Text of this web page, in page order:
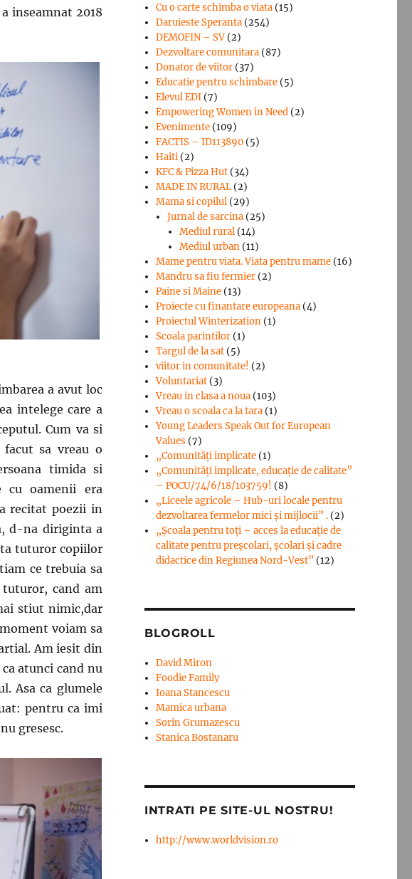
inseamnat 2018
a avut loc
intelege care a
Cum va si
sa vreau o
timida si
cu oamenii era
recitat poezii in
d-na diriginta a
tuturor copiilor
ce trebuia sa
cand am
stiut nimic,dar
voiam sa
Am iesit din
atunci cand nu
Asa ca glumele
pentru ca imi
gresesc.
Cu o carte schimba o viata (15)
Daruieste Speranta (254)
DEMOFIN – SV (2)
Dezvoltare comunitara (87)
Donator de viitor (37)
Educatie pentru schimbare (5)
Elevul EDI (7)
Empowering Women in Need (2)
Evenimente (109)
FACTIS – ID113890 (5)
Haiti (2)
KFC & Pizza Hut (34)
MADE IN RURAL (2)
Mama si copilul (29)
Jurnal de sarcina (25)
Mediul rural(14)
Mediul urban(11)
Mame pentru viata. Viata pentru mame (16)
Mandru sa fiu fermier (2)
Paine si Maine (13)
Proiecte cu finantare europeana (4)
Proiectul Winterization (1)
Scoala parintilor (1)
Targul de la sat (5)
viitor in comunitate! (2)
Voluntariat (3)
Vreau in clasa a noua (103)
Vreau o scoala ca la tara (1)
Young Leaders Speak Out for European
Values (7)
„Comunități implicate (1)
„Comunități implicate, educație de calitate”
– POCU/74/6/18/103759! (8)
„Liceele agricole – Hub-uri locale pentru
dezvoltarea fermelor mici şi mijlocii” . (2)
„Școala pentru toți – acces la educație de
calitate pentru preșcolari, școlari și cadre
didactice din Regiunea Nord-Vest” (12)
BLOGROLL
David Miron
Foodie Family
Ioana Stancescu
Mamica urbana
Sorin Grumazescu
Stanica Bostanaru
INTRATI PE SITE-UL NOSTRU!
http://www.worldvision.ro